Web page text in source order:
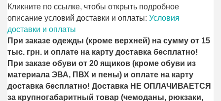
Кликните по ссылке, чтобы открыть подробное
описание условий доставки и оплаты:Условия
доставки и оплаты
При заказе одежды (кроме верхней) на сумму от 15
тыс. грн. и оплате на карту доставка бесплатно!
При заказе обуви от 20 ящиков (кроме обуви из
материала ЭВА, ПВХ и пены) и оплате на карту
доставка бесплатно! Доставка НЕ ОПЛАЧИВАЕТСЯ
за крупногабаритный товар (чемоданы, рюкзаки,